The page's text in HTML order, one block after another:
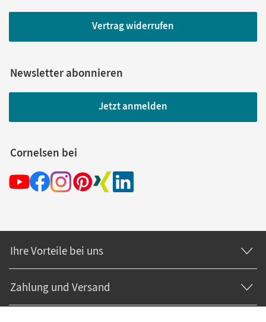
Vertrag widerrufen
Newsletter abonnieren
Jetzt anmelden
Cornelsen bei
Ihre Vorteile bei uns
Zahlung und Versand